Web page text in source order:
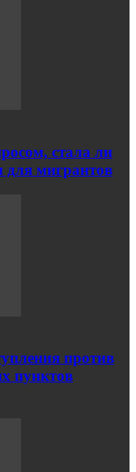
стала ли
для мигрантов
против
пунктов